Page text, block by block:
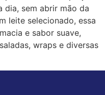
sem abrir mão da
leite selecionado, essa
e sabor suave,
wraps e diversas